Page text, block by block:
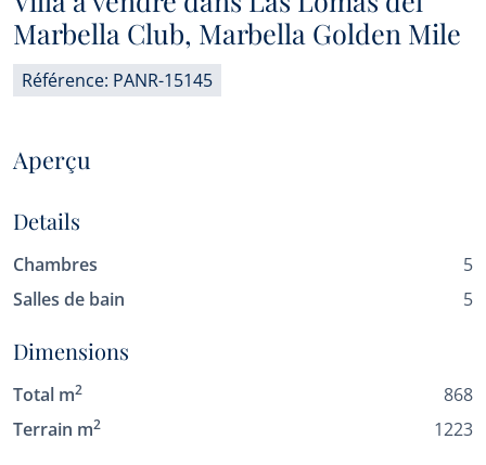
Marbella Club, Marbella Golden Mile
Référence: PANR-15145
Aperçu
Details
Chambres
5
Salles de bain
5
Dimensions
Total m2
868
Terrain m2 1223